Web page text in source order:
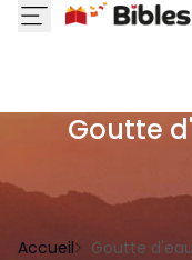
Goutte
Accueil Goutte